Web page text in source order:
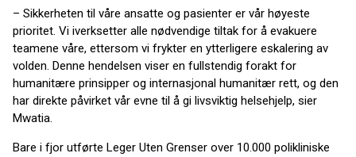
– Sikkerheten til våre ansatte og pasienter er vår høyeste
prioritet. Vi iverksetter alle nødvendige tiltak for å evakuere
teamene våre, ettersom vi frykter en ytterligere eskalering av
volden. Denne hendelsen viser en fullstendig forakt for
humanitære prinsipper og internasjonal humanitær rett, og den
har direkte påvirket vår evne til å gi livsviktig helsehjelp, sier
Mwatia.
Bare i fjor utførte Leger Uten Grenser over 10.000 polikliniske